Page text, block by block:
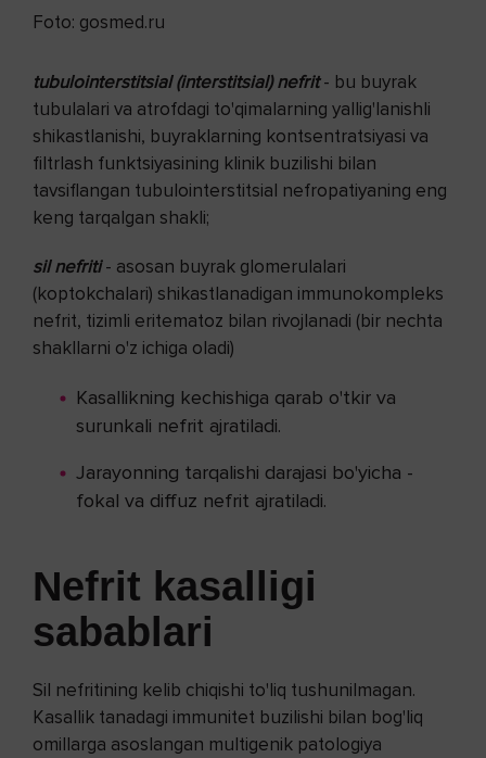
Foto: gosmed.ru
tubulointerstitsial (interstitsial) nefrit- bu buyrak
tubulalari va atrofdagi to'qimalarning yallig'lanishli
shikastlanishi, buyraklarning kontsentratsiyasi va
filtrlash funktsiyasining klinik buzilishi bilan
tavsiflangan tubulointerstitsial nefropatiyaning eng
keng tarqalgan shakli;
sil nefriti- asosan buyrak glomerulalari
(koptokchalari) shikastlanadigan immunokompleks
nefrit, tizimli eritematoz bilan rivojlanadi (bir nechta
shakllarni o'z ichiga oladi)
Kasallikning kechishiga qarab o'tkir va
surunkali nefrit ajratiladi.
Jarayonning tarqalishi darajasi bo'yicha -
fokal va diffuz nefrit ajratiladi.
Nefrit kasalligi
sabablari
Sil nefritining kelib chiqishi to'liq tushunilmagan.
Kasallik tanadagi immunitet buzilishi bilan bog'liq
omillarga asoslangan multigenik patologiya